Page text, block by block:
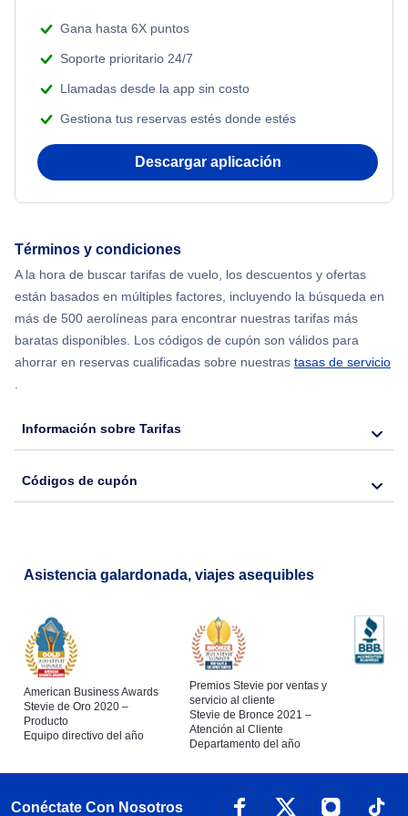
Flights from Nueva York to Singapur
Flights from Nueva York to Mumbai
Flights from Shanghai to Nueva York
Flights from Nueva York to Seúl
Flights from Nueva York to Hong Kong
Gana hasta 6X puntos
Soporte prioritario 24/7
Llamadas desde la app sin costo
Gestiona tus reservas estés donde estés
Descargar aplicación
Términos y condiciones
A la hora de buscar tarifas de vuelo, los descuentos y ofertas
están basados en múltiples factores, incluyendo la búsqueda en
más de 500 aerolíneas para encontrar nuestras tarifas más
baratas disponibles. Los códigos de cupón son válidos para
ahorrar en reservas cualificadas sobre nuestras tasas de servicio
.
Información sobre Tarifas
Códigos de cupón
Asistencia galardonada, viajes asequibles
American Business Awards
Stevie de Oro 2020 –
Producto
Equipo directivo del año
Premios Stevie por ventas y
servicio al cliente
Stevie de Bronce 2021 –
Atención al Cliente
Departamento del año
Conéctate Con Nosotros